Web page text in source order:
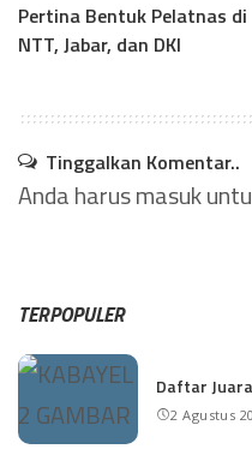
Pertina Bentuk Pelatnas di
NTT, Jabar, dan DKI
Tinggalkan Komentar..
Anda harusmasuk
TERPOPULER
Daftar Juara
2 Agustus